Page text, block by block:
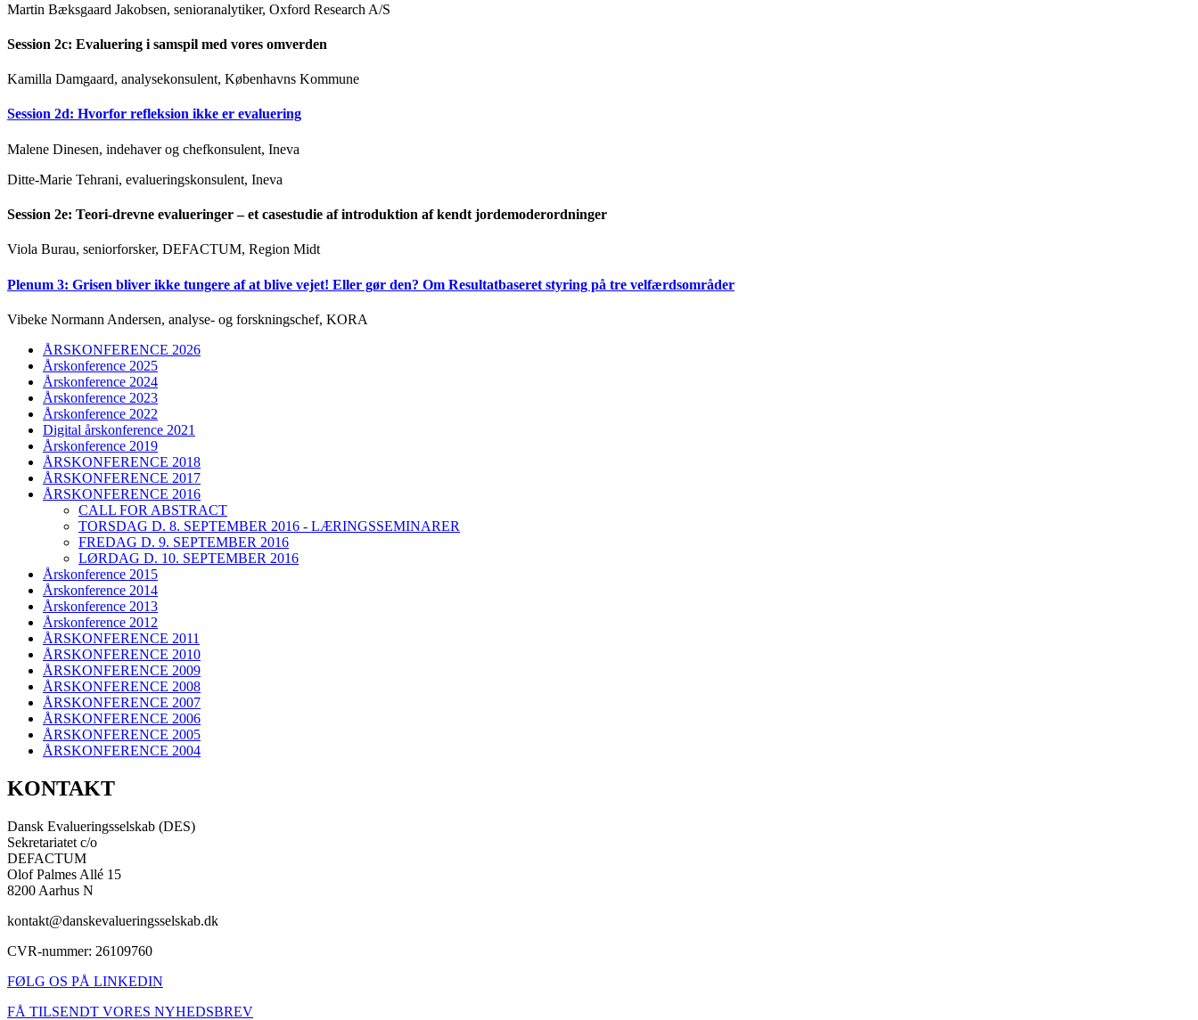
Martin Bæksgaard Jakobsen, senioranalytiker, Oxford Research A/S
Session 2c: Evaluering i samspil med vores omverden
Kamilla Damgaard, analysekonsulent, Københavns Kommune
Session 2d: Hvorfor refleksion ikke er evaluering
Malene Dinesen, indehaver og chefkonsulent, Ineva
Ditte-Marie Tehrani, evalueringskonsulent, Ineva
Session 2e: Teori-drevne evalueringer – et casestudie af introduktion af kendt jordemoderordninger
Viola Burau, seniorforsker, DEFACTUM, Region Midt
Plenum 3: Grisen bliver ikke tungere af at blive vejet! Eller gør den? Om Resultatbaseret styring på tre velfærdsområder
Vibeke Normann Andersen, analyse- og forskningschef, KORA
ÅRSKONFERENCE 2026
Årskonference 2025
Årskonference 2024
Årskonference 2023
Årskonference 2022
Digital årskonference 2021
Årskonference 2019
ÅRSKONFERENCE 2018
ÅRSKONFERENCE 2017
ÅRSKONFERENCE 2016
CALL FOR ABSTRACT
TORSDAG D. 8. SEPTEMBER 2016 - LÆRINGSSEMINARER
FREDAG D. 9. SEPTEMBER 2016
LØRDAG D. 10. SEPTEMBER 2016
Årskonference 2015
Årskonference 2014
Årskonference 2013
Årskonference 2012
ÅRSKONFERENCE 2011
ÅRSKONFERENCE 2010
ÅRSKONFERENCE 2009
ÅRSKONFERENCE 2008
ÅRSKONFERENCE 2007
ÅRSKONFERENCE 2006
ÅRSKONFERENCE 2005
ÅRSKONFERENCE 2004
KONTAKT
Dansk Evalueringsselskab (DES)
Sekretariatet c/o
DEFACTUM
Olof Palmes Allé 15
8200 Aarhus N
kontakt@danskevalueringsselskab.dk
CVR-nummer: 26109760
FØLG OS PÅ LINKEDIN
FÅ TILSENDT VORES NYHEDSBREV